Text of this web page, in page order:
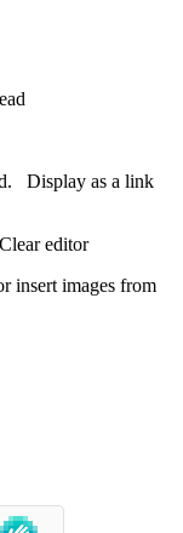
Display as a link
Clear editor
insert images from